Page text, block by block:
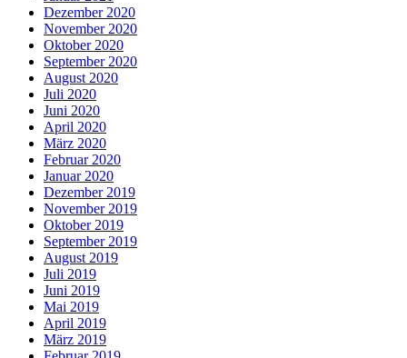
Dezember 2020
November 2020
Oktober 2020
September 2020
August 2020
Juli 2020
Juni 2020
April 2020
März 2020
Februar 2020
Januar 2020
Dezember 2019
November 2019
Oktober 2019
September 2019
August 2019
Juli 2019
Juni 2019
Mai 2019
April 2019
März 2019